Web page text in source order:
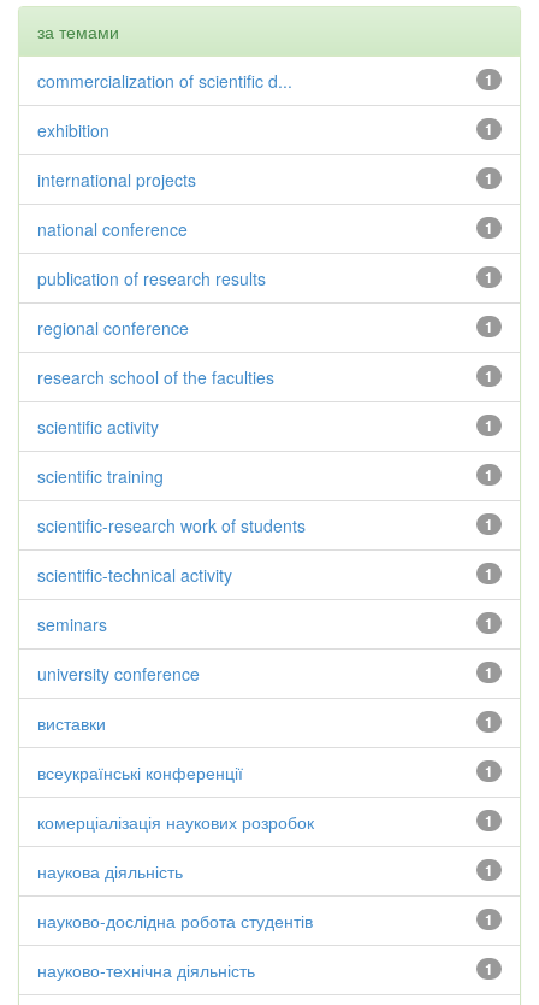
за темами
1
commercialization of scientific d...
1
exhibition
1
international projects
1
national conference
1
publication of research results
1
regional conference
1
research school of the faculties
1
scientific activity
1
scientific training
1
scientific-research work of students
1
scientific-technical activity
1
seminars
1
university conference
1
виставки
1
всеукраїнські конференції
1
комерціалізація наукових розробок
1
наукова діяльність
1
науково-дослідна робота студентів
1
науково-технічна діяльність